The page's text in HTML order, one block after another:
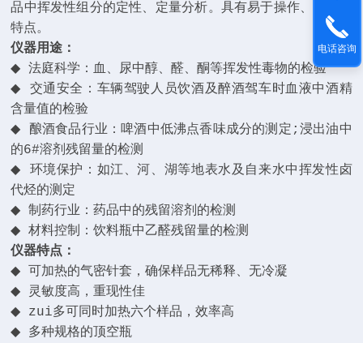
品中挥发性组分的定性、定量分析。具有易于操作、掌握的
特点。
仪器用途：
◆法庭科学：血、尿中醇、醛、酮等挥发性毒物的检验
◆
交通安全：车辆驾驶人员饮酒及醉酒驾车时血液中酒精
含量值的检验
◆
酿酒食品行业：啤酒中低沸点香味成分的测定 ; 浸出油中
的6#溶剂残留量的检测
◆ 环境保护：如江、河、湖等地表水及自来水中挥发性卤
代烃的测定
◆制药行业：药品中的残留溶剂的检测
◆材料控制：饮料瓶中乙醛残留量的检测
仪器特点：
◆ 可加热的气密针套，确保样品无稀释、无冷凝
◆ 灵敏度高，重现性佳
◆ zui多可同时加热六个样品，效率高
◆ 多种规格的顶空瓶
电话咨询